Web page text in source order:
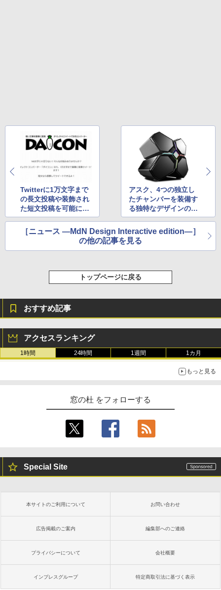
Twitterに1万文字まで
の長文投稿や装飾され
た短文投稿を可能にす
るサービス「ダイコ
ン」
アスク、4つの独立し
たチャンバーを装備す
る独特なデザインのPC
ケース「QUADSTELL
AR」を発売
［ニュース ―MdN Design Interactive edition―］
の他の記事を見る
トップページに戻る
おすすめ記事
アクセスランキング
1時間 24時間 1週間 1カ月
もっと見る
窓の杜 をフォローする
Special Site
本サイトのご利用について お問い合わせ
広告掲載のご案内 編集部へのご連絡
プライバシーについて 会社概要
インプレスグループ 特定商取引法に基づく表示